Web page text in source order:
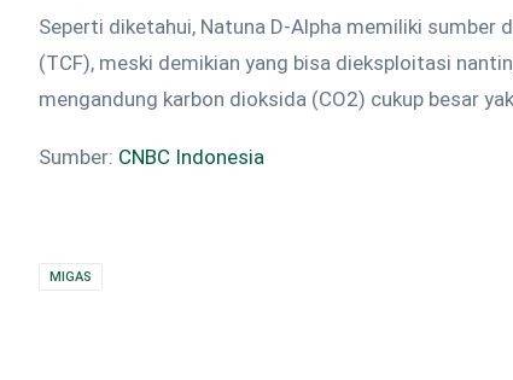
Seperti diketahui, Natuna D-Alpha memiliki sumber
(TCF), meski demikian yang bisa dieksploitasi
mengandung karbon dioksida (CO2) cukup besar
Sumber: CNBC Indonesia
MIGAS